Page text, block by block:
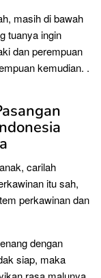
masih di bawah
tuanya ingin
dan perempuan
kemudian. .
carilah
itu sah,
perkawinan dan
dengan
siap, maka